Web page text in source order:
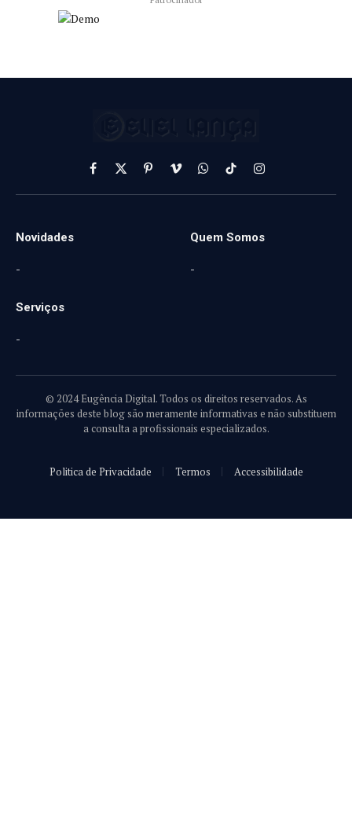
Facebook
X
(Twitter)
PinterestVimeoWhatsApp
TikTokInstagram
Novidades
-
Quem Somos
-
Serviços
-
© 2024 Eugência Digital. Todos os direitos reservados. As
informações deste blog são meramente informativas e não substituem
a consulta a profissionais especializados.
Politica de Privacidade Termos Accessibilidade